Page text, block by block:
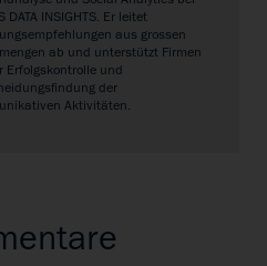
DATA INSIGHTS. Er leitet
aus grossen
ab und unterstützt Firmen
Erfolgskontrolle und
der
Aktivitäten.